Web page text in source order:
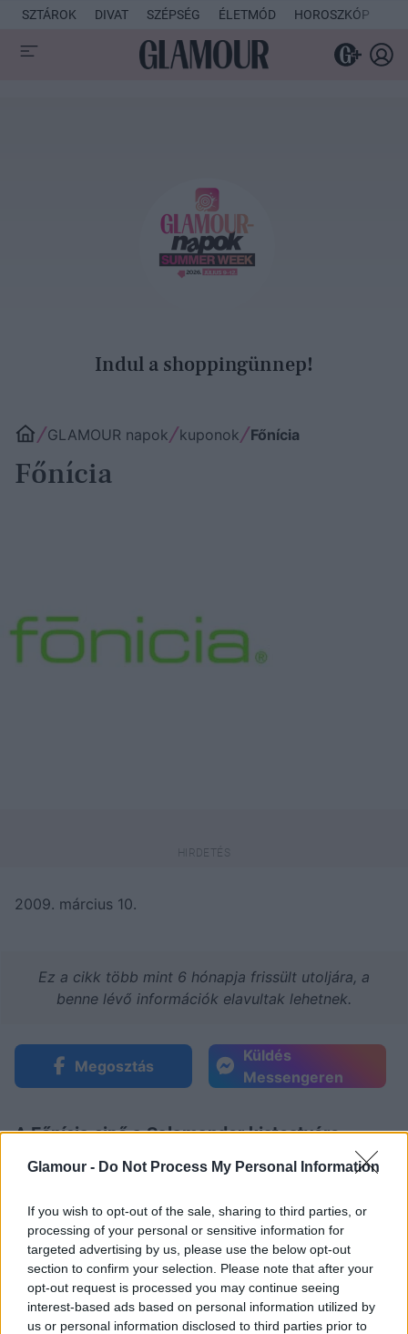
Glamour - Do Not Process My Personal Information
If you wish to opt-out of the sale, sharing to third parties, or
processing of your personal or sensitive information for
targeted advertising by us, please use the below opt-out
section to confirm your selection. Please note that after your
opt-out request is processed you may continue seeing
interest-based ads based on personal information utilized by
us or personal information disclosed to third parties prior to
SZTÁROK DIVAT SZÉPSÉG ÉLETMÓD HOROSZKÓP
Indul a shoppingünnep!
GLAMOUR napok kuponok Főnícia
Főnícia
2009. március 10.
Ez a cikk több mint 6 hónapja frissült utoljára, a
benne lévő információk elavultak lehetnek.
Megosztás
Küldés
Messengeren
A Főnícia cipő a Salamander kistestvére,
üzleteiben minőségi lábbelikből
válogathatunk, úgy mint: Salamander, Bugatti,
gyermek cipőkínálatuk mellett megtalálhatóak
cipőápolási termékek, sámfák és egyéb
kiegészítők is.galeria"); return false;"
href="/galeria/199">Íme egy kis ízelítő az üzlet
kínálatából.